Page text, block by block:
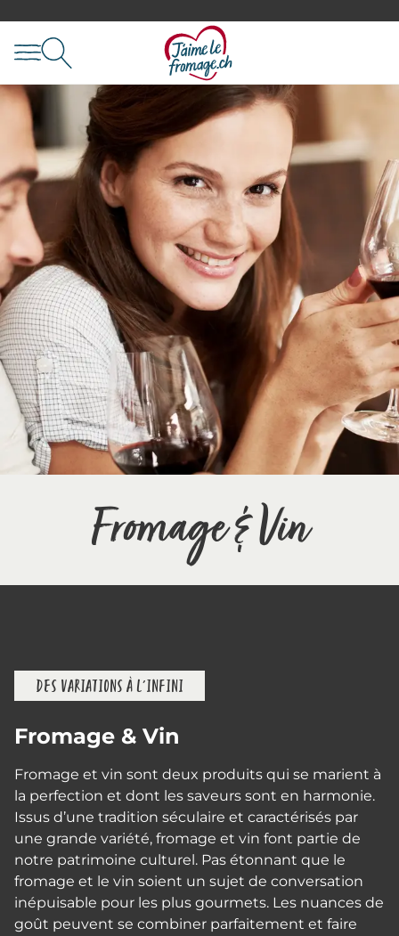
Fromage & Vin
DES VARIATIONS À L'INFINI
Fromage & Vin
Fromage et vin sont deux produits qui se marient à
la perfection et dont les saveurs sont en harmonie.
Issus d’une tradition séculaire et caractérisés par
une grande variété, fromage et vin font partie de
notre patrimoine culturel. Pas étonnant que le
fromage et le vin soient un sujet de conversation
inépuisable pour les plus gourmets. Les nuances de
goût peuvent se combiner parfaitement et faire